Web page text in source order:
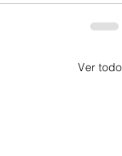
Ver todo